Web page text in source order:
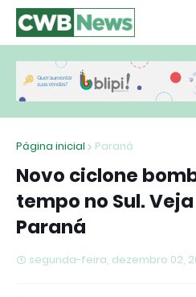
Página inicial Paraná
Novo ciclone
tempo no Sul.
Paraná
segunda-feira, dezembro 02,